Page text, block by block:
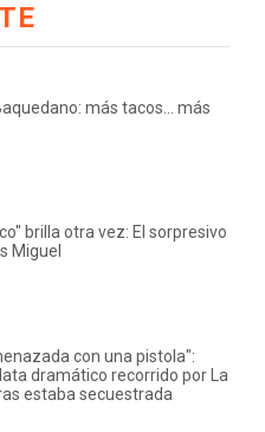
más tacos... más
brilla otra vez: El sorpresivo
Miguel
con una pistola":
dramático recorrido por La
estaba secuestrada